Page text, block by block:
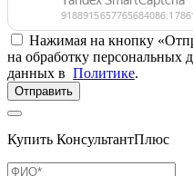
Нажимая на кнопку
на обработку персональных
данных в Политике.
Отправить
Купить КонсультантПлюс